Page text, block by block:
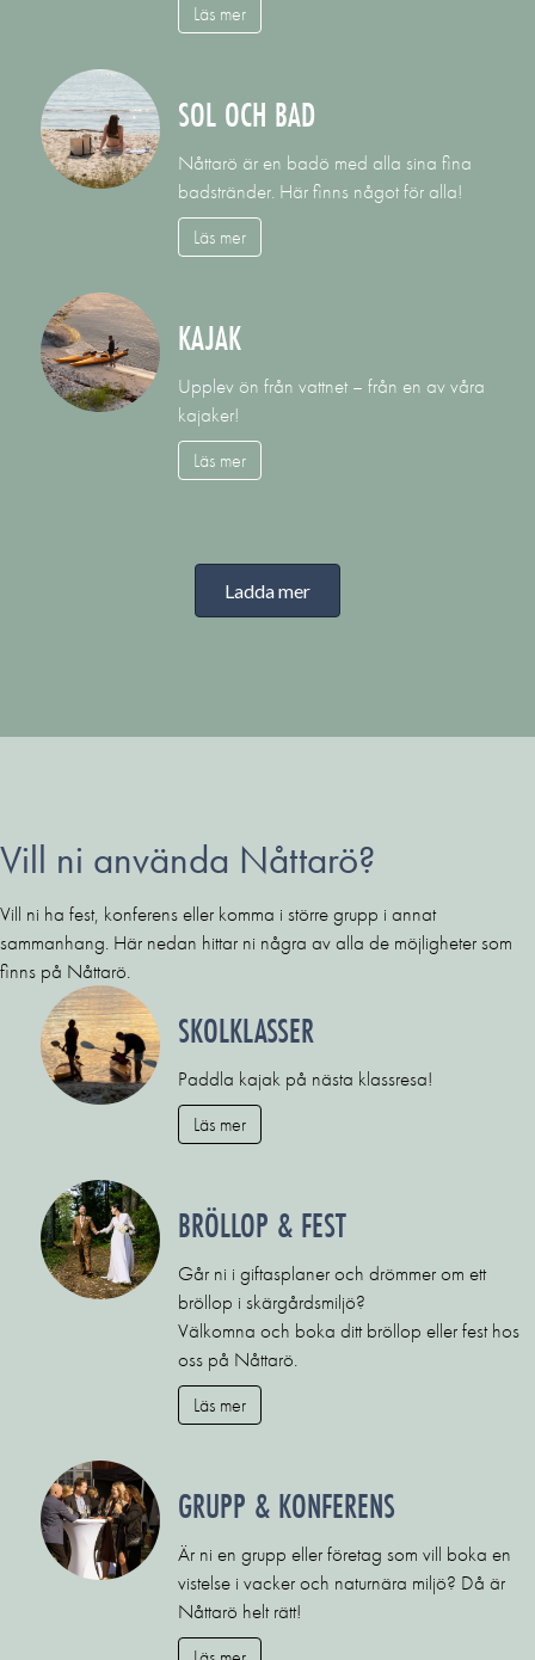
Läs mer
SOL OCH BAD
Nåttarö är en badö med alla sina fina
badstränder. Här finns något för alla!
Läs mer
KAJAK
Upplev ön från vattnet – från en av våra
kajaker!
Läs mer
Ladda mer
Vill ni använda Nåttarö?
Vill ni ha fest, konferens eller komma i större grupp i annat
sammanhang. Här nedan hittar ni några av alla de möjligheter som
finns på Nåttarö.
SKOLKLASSER
Paddla kajak på nästa klassresa!
Läs mer
BRÖLLOP & FEST
Går ni i giftasplaner och drömmer om ett
bröllop i skärgårdsmiljö?
Välkomna och boka ditt bröllop eller fest hos
oss på Nåttarö.
Läs mer
GRUPP & KONFERENS
Är ni en grupp eller företag som vill boka en
vistelse i vacker och naturnära miljö? Då är
Nåttarö helt rätt!